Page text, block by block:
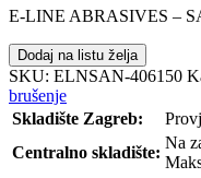
E-LINE ABRASIVES –
Dodaj na listu želja
SKU: ELNSAN-406150
brušenje
Skladište Zagreb:
Centralno skladište:
Na